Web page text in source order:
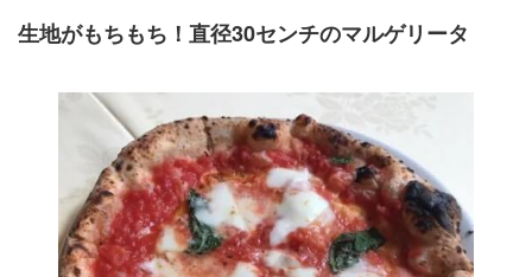
生地がもちもち！直径30センチのマルゲリータ